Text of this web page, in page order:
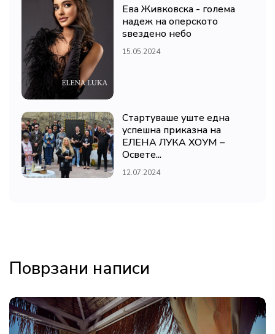
Ева Живковска - голема
надеж на оперското
ѕвездено небо
15.05.2024
Стартуваше уште една
успешна приказна на
ЕЛЕНА ЛУКА ХОУМ –
Освете...
12.07.2024
Поврзани написи